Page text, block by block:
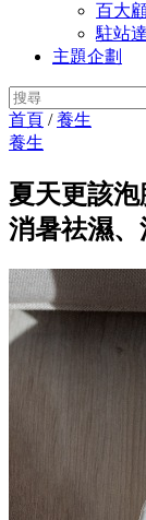
百大
駐站
主題企劃
首頁 /養生
養生
夏天更該泡
消暑祛濕